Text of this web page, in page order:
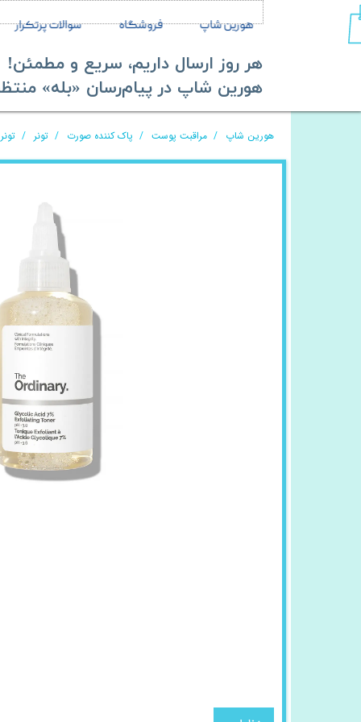
هورین شاپ فروشگاه سوالات پرتکرار
هر روز ارسال داریم، سریع و مطمئن!
​​​​​​​هورین شاپ در پیام‌رسان «بله»
هورین شاپ مراقبت پوست پاک کننده صورت تونر تونر